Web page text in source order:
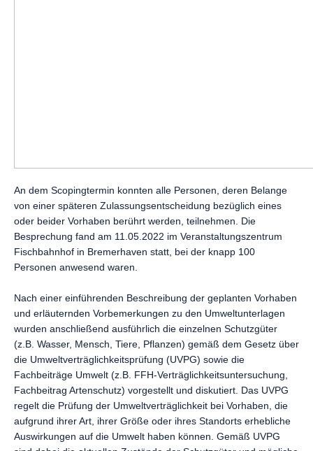
An dem Scopingtermin konnten alle Personen, deren Belange
von einer späteren Zulassungsentscheidung bezüglich eines
oder beider Vorhaben berührt werden, teilnehmen. Die
Besprechung fand am 11.05.2022 im Veranstaltungszentrum
Fischbahnhof in Bremerhaven statt, bei der knapp 100
Personen anwesend waren.
Nach einer einführenden Beschreibung der geplanten Vorhaben
und erläuternden Vorbemerkungen zu den Umweltunterlagen
wurden anschließend ausführlich die einzelnen Schutzgüter
(z.B. Wasser, Mensch, Tiere, Pflanzen) gemäß dem Gesetz über
die Umweltverträglichkeitsprüfung (UVPG) sowie die
Fachbeiträge Umwelt (z.B. FFH-Verträglichkeitsuntersuchung,
Fachbeitrag Artenschutz) vorgestellt und diskutiert. Das UVPG
regelt die Prüfung der Umweltverträglichkeit bei Vorhaben, die
aufgrund ihrer Art, ihrer Größe oder ihres Standorts erhebliche
Auswirkungen auf die Umwelt haben können. Gemäß UVPG